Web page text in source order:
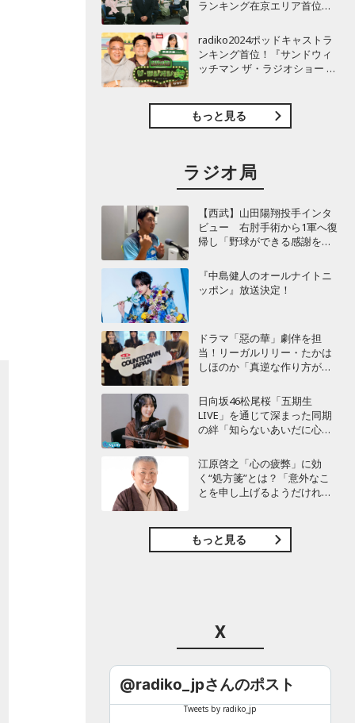
ランキング在京エリア首位
曜天国』インタビュー
radiko2024ポッドキャストラ
ンキング首位！『サンドウィ
ッチマン ザ・ラジオショー サ
もっと見る
ラジオ局
【西武】山田陽翔投手インタ
ビュー 右肘手術から1軍へ復
帰し「野球ができる感謝を再
『中島健人のオールナイトニ
ッポン』放送決定！
ドラマ「惡の華」劇伴を担
当！リーガルリリー・たかは
しほのか「真逆な作り方が面
ー」制作秘話も
日向坂46松尾桜「五期生
LIVE」を通じて深まった同期
の絆「知らないあいだに心の
江原啓之「心の疲弊」に効
く“処方箋”とは？「意外なこ
とを申し上げるようだけれ
もっと見る
X
@radiko_jpさんのポスト
Tweets by radiko_jp